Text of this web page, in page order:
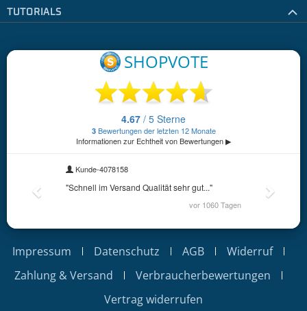
TUTORIALS
Impressum Datenschutz AGB
Widerruf
Zahlung & Versand
Verbraucherbewertungen
Vertrag widerrufen